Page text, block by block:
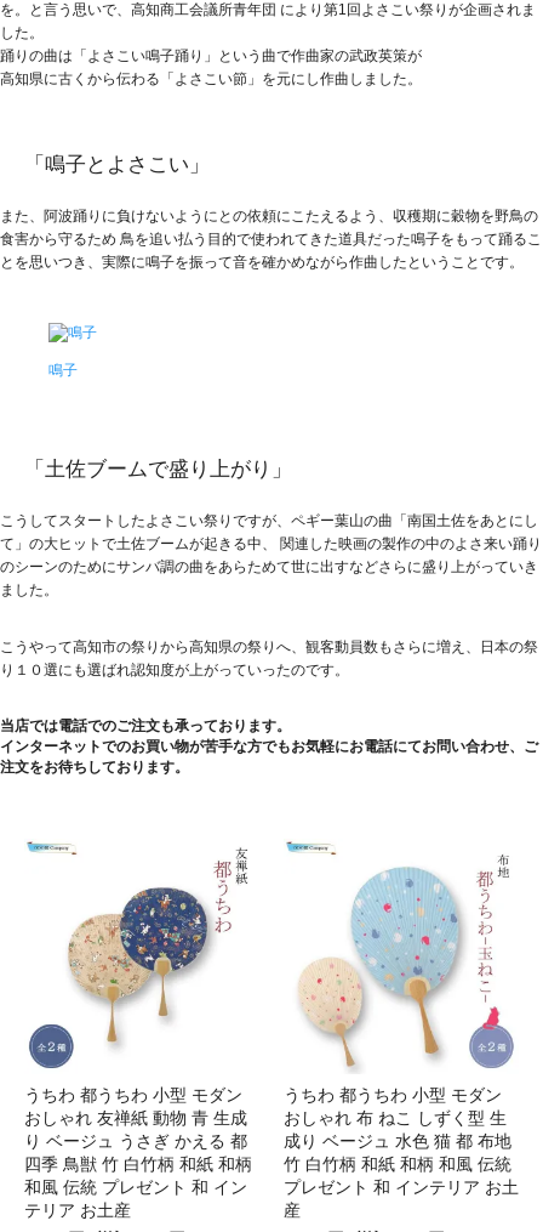
を。と言う思いで、高知商工会議所青年団 により第1回よさこい祭りが企画されま
した。
踊りの曲は「よさこい鳴子踊り」という曲で作曲家の武政英策が
高知県に古くから伝わる「よさこい節」を元にし作曲しました。
「鳴子とよさこい」
また、阿波踊りに負けないようにとの依頼にこたえるよう、収穫期に穀物を野鳥の
食害から守るため 鳥を追い払う目的で使われてきた道具だった鳴子をもって踊るこ
とを思いつき、実際に鳴子を振って音を確かめながら作曲したということです。
鳴子
「土佐ブームで盛り上がり」
こうしてスタートしたよさこい祭りですが、ペギー葉山の曲「南国土佐をあとにし
て」の大ヒットで土佐ブームが起きる中、 関連した映画の製作の中のよさ来い踊り
のシーンのためにサンバ調の曲をあらためて世に出すなどさらに盛り上がっていき
ました。
こうやって高知市の祭りから高知県の祭りへ、観客動員数もさらに増え、日本の祭
り１０選にも選ばれ認知度が上がっていったのです。
当店では電話でのご注文も承っております。
インターネットでのお買い物が苦手な方でもお気軽にお電話にてお問い合わせ、ご
注文をお待ちしております。
うちわ 都うちわ 小型 モダン
おしゃれ 友禅紙 動物 青 生成
り ベージュ うさぎ かえる 都
四季 鳥獣 竹 白竹柄 和紙 和柄
和風 伝統 プレゼント 和 イン
テリア お土産
うちわ 都うちわ 小型 モダン
おしゃれ 布 ねこ しずく型 生
成り ベージュ 水色 猫 都 布地
竹 白竹柄 和紙 和柄 和風 伝統
プレゼント 和 インテリア お土
産